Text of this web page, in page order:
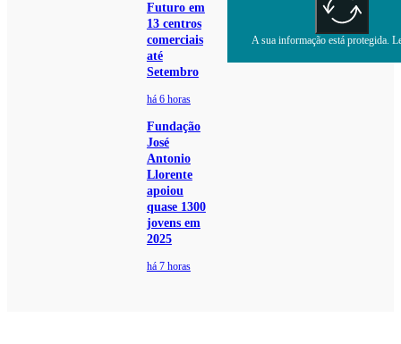
Futuro em
13 centros
comerciais
até
Setembro
há 6 horas
Fundação
José
Antonio
Llorente
apoiou
quase 1300
jovens em
2025
há 7 horas
A sua informação está protegida.